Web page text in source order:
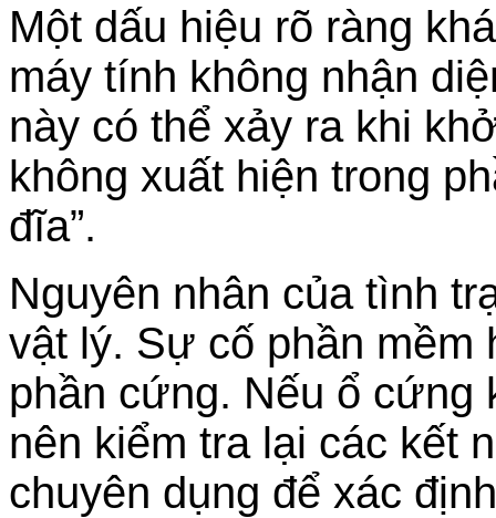
Một dấu hiệu rõ ràng
máy tính không nhận
này có thể xảy ra khi
không xuất hiện trong
đĩa”.
Nguyên nhân của tình
vật lý. Sự cố phần mềm
phần cứng. Nếu ổ cứng
nên kiểm tra lại các kết
chuyên dụng để xác